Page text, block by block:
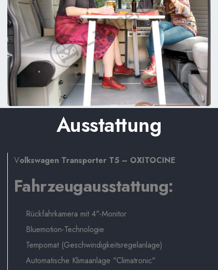
Ausstattung
Volkswagen Transporter T5 – OXITOCINE
Fahrzeugausstattung:
Rückfahrkamera mit 4"-Monitor
Bluemotion-Technologie
Tempomat (Geschwindigkeitsregelanlage)
Automatische Klimaanlage "Climatronic"